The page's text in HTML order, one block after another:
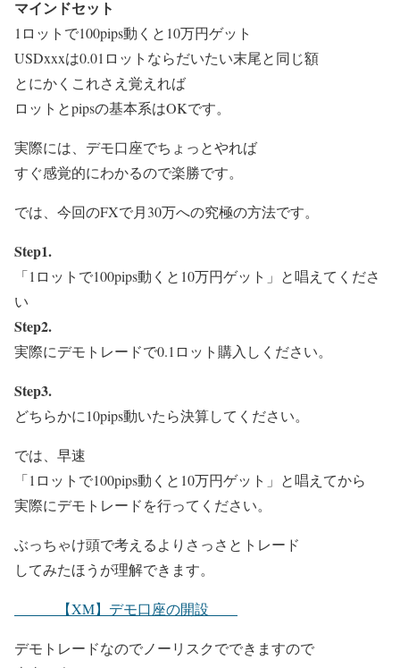
マインドセット
1ロットで100pips動くと10万円ゲット
USDxxxは0.01ロットならだいたい末尾と同じ額
とにかくこれさえ覚えれば
ロットとpipsの基本系はOKです。
実際には、デモ口座でちょっとやれば
すぐ感覚的にわかるので楽勝です。
では、今回のFXで月30万への究極の方法です。
Step1.
「1ロットで100pips動くと10万円ゲット」と唱えてくださ
い
Step2.
実際にデモトレードで0.1ロット購入しください。
Step3.
どちらかに10pips動いたら決算してください。
では、早速
「1ロットで100pips動くと10万円ゲット」と唱えてから
実際にデモトレードを行ってください。
ぶっちゃけ頭で考えるよりさっさとトレード
してみたほうが理解できます。
【XM】デモ口座の開設
デモトレードなのでノーリスクでできますので